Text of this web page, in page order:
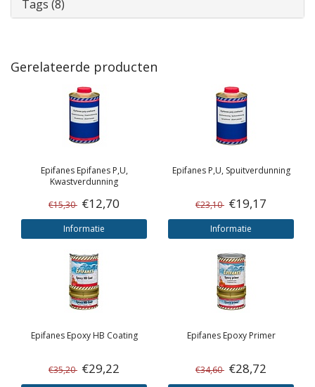
Tags (8)
Gerelateerde producten
EpifanesEpifanes P,U,
Kwastverdunning
€15,30 €12,70
Informatie
EpifanesP,U, Spuitverdunning
€23,10 €19,17
Informatie
EpifanesEpoxy HB Coating
€35,20 €29,22
EpifanesEpoxy Primer
€34,60 €28,72